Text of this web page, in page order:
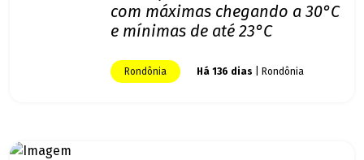
com máximas chegando a 30°C
e mínimas de até 23°C
Rondônia Há 136 dias | Rondônia